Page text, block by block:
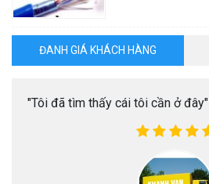
ĐANH GIÁ KHÁCH HÀNG
"Tôi đã tìm thấy cái tôi cần ở đây"